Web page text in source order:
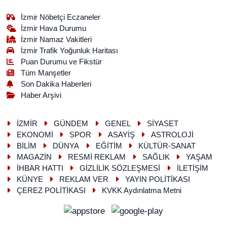
İzmir Nöbetçi Eczaneler
İzmir Hava Durumu
İzmir Namaz Vakitleri
İzmir Trafik Yoğunluk Haritası
Puan Durumu ve Fikstür
Tüm Manşetler
Son Dakika Haberleri
Haber Arşivi
İZMİR GÜNDEM GENEL
SİYASET
EKONOMİ
SPOR ASAYİŞ
ASTROLOJİ
BİLİM
DÜNYA EĞİTİM
KÜLTÜR-SANAT
MAGAZİN
RESMİ REKLAM SAĞLIK
YAŞAM
İHBAR HATTI
GİZLİLİK SÖZLEŞMESİ
İLETİŞİM
KÜNYE
REKLAM VER
YAYIN POLİTİKASI
ÇEREZ POLİTİKASI
KVKK Aydınlatma Metni